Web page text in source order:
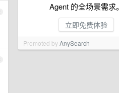
Agent 的全场景需求。
立即免费体验
Promoted byAnySearch